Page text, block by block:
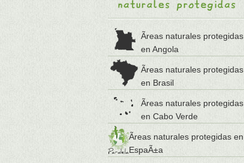
Ãreas naturales protegidas
en Angola
Ãreas naturales protegidas
en Brasil
Ãreas naturales protegidas
en Cabo Verde
Ãreas naturales protegidas en
EspaÃ±a